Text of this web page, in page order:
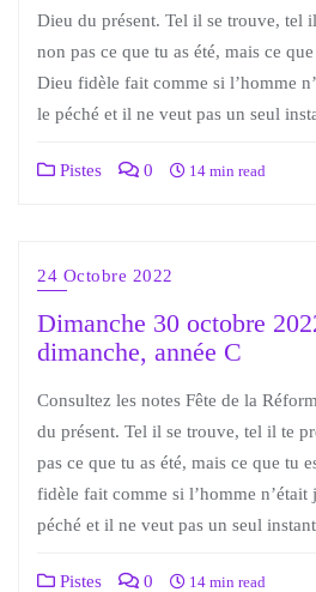
Dieu du présent. Tel il se trouve, tel
non pas ce que tu as été, mais ce
Dieu fidèle fait comme si l’homme
le péché et il ne veut pas un seul
Pistes 0 14 min read
24 Octobre 2022
Dimanche 30 octobre
dimanche, année C
Consultez les notes Fête de la
du présent. Tel il se trouve, tel il te
pas ce que tu as été, mais ce que tu
fidèle fait comme si l’homme n’était
péché et il ne veut pas un seul
Pistes 0 14 min read